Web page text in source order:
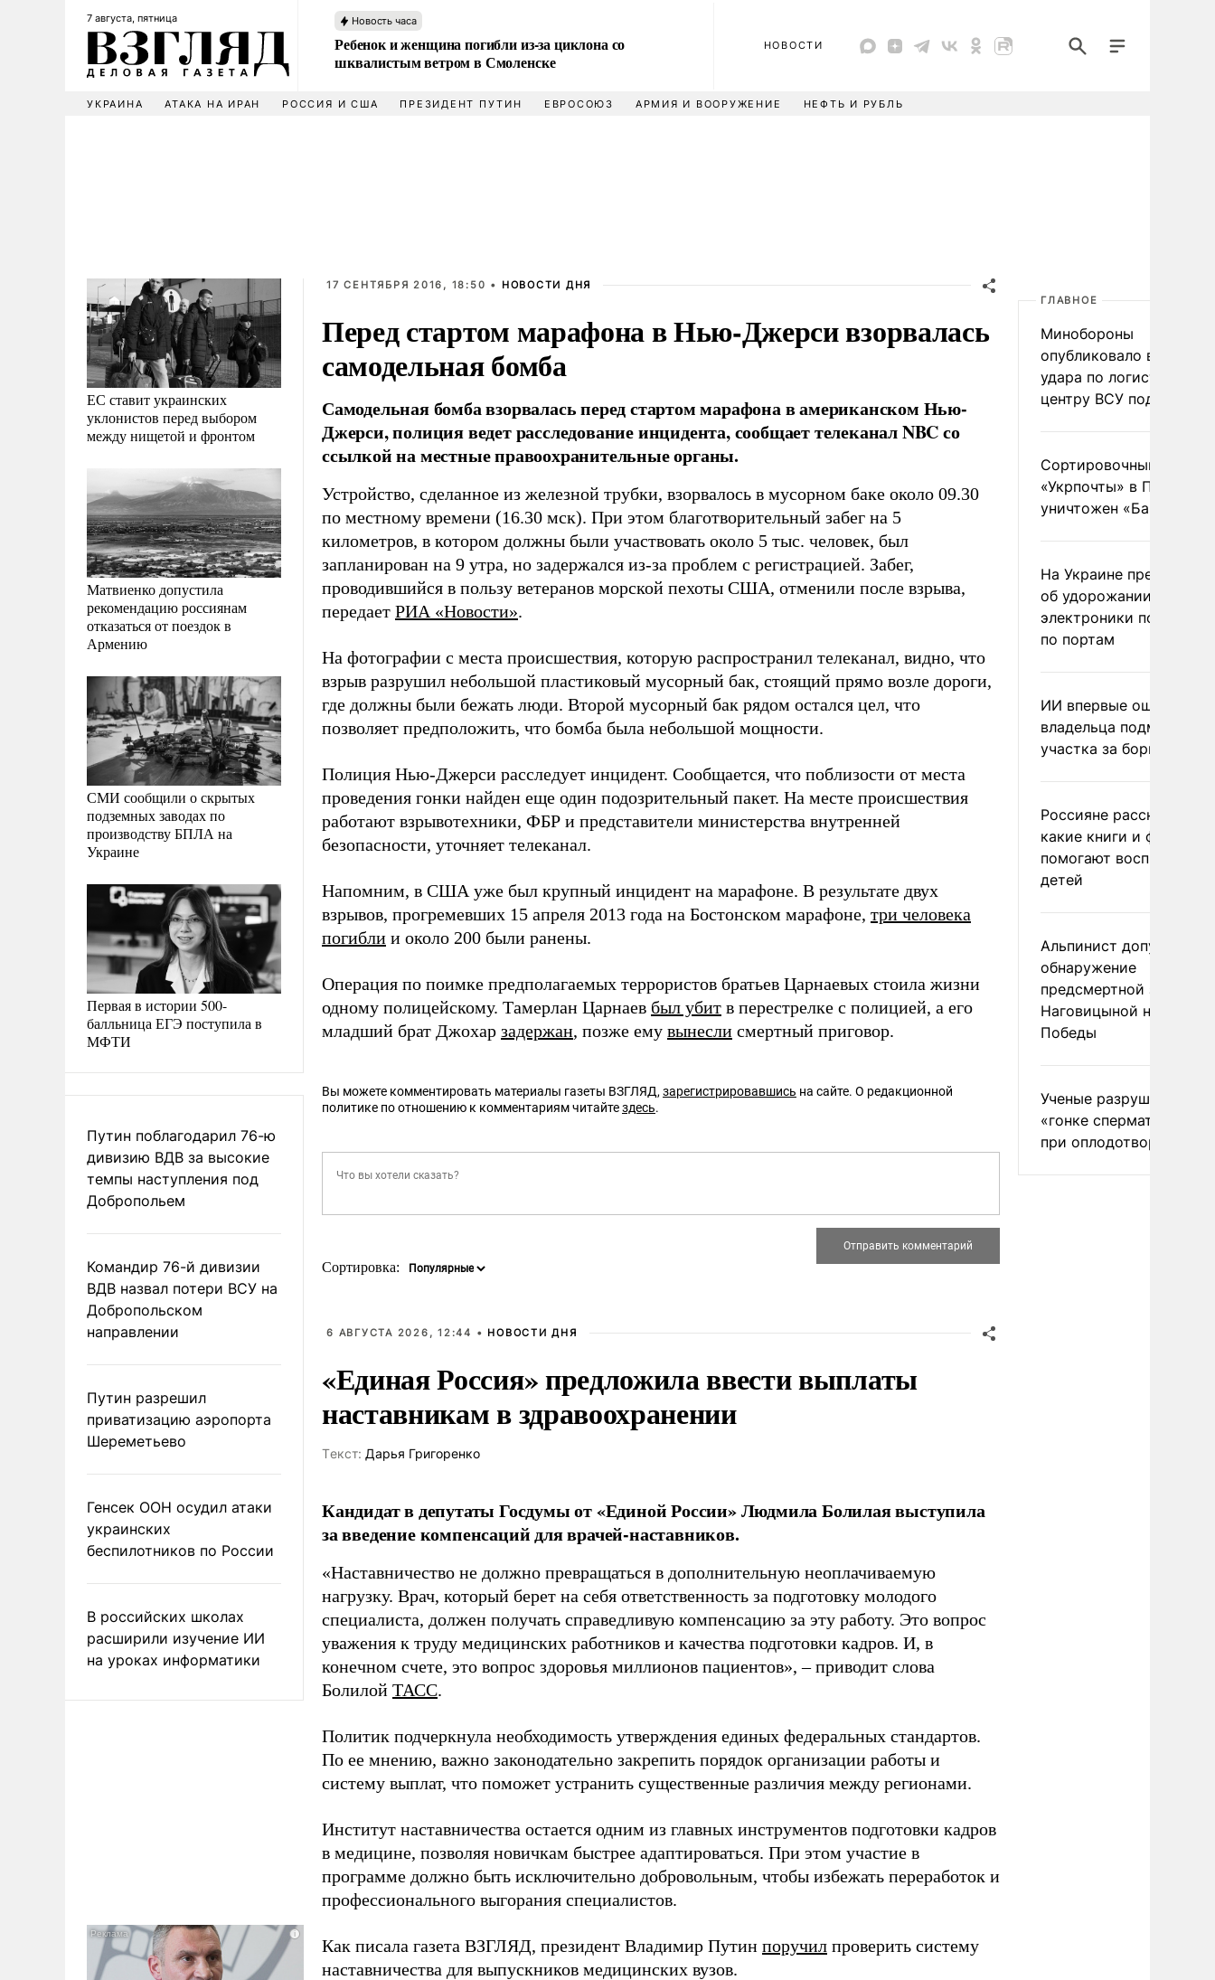
7 августа, пятница Новость часа
Ребенок и женщина погибли из-за циклона со
шквалистым ветром в Смоленске
НОВОСТИ
УКРАИНА АТАКА НА ИРАН РОССИЯ И США ПРЕЗИДЕНТ ПУТИН ЕВРОСОЮЗ АРМИЯ И ВООРУЖЕНИЕ НЕФТЬ И РУБЛЬ
ЕС ставит украинских
уклонистов перед выбором
между нищетой и фронтом
Матвиенко допустила
рекомендацию россиянам
отказаться от поездок в
Армению
СМИ сообщили о скрытых
подземных заводах по
производству БПЛА на
Украине
Первая в истории 500-
балльница ЕГЭ поступила в
МФТИ
Путин поблагодарил 76-ю
дивизию ВДВ за высокие
темпы наступления под
Добропольем
Командир 76-й дивизии
ВДВ назвал потери ВСУ на
Добропольском
направлении
Путин разрешил
приватизацию аэропорта
Шереметьево
Генсек ООН осудил атаки
украинских
беспилотников по России
В российских школах
расширили изучение ИИ
на уроках информатики
17 СЕНТЯБРЯ 2016, 18:50 • НОВОСТИ ДНЯ
Перед стартом марафона в Нью-Джерси взорвалась
самодельная бомба
Самодельная бомба взорвалась перед стартом марафона в американском Нью-
Джерси, полиция ведет расследование инцидента, сообщает телеканал NBC со
ссылкой на местные правоохранительные органы.
Устройство, сделанное из железной трубки, взорвалось в мусорном баке около 09.30
по местному времени (16.30 мск). При этом благотворительный забег на 5
километров, в котором должны были участвовать около 5 тыс. человек, был
запланирован на 9 утра, но задержался из-за проблем с регистрацией. Забег,
проводившийся в пользу ветеранов морской пехоты США, отменили после взрыва,
передает РИА «Новости».
На фотографии с места происшествия, которую распространил телеканал, видно, что
взрыв разрушил небольшой пластиковый мусорный бак, стоящий прямо возле дороги,
где должны были бежать люди. Второй мусорный бак рядом остался цел, что
позволяет предположить, что бомба была небольшой мощности.
Полиция Нью-Джерси расследует инцидент. Сообщается, что поблизости от места
проведения гонки найден еще один подозрительный пакет. На месте происшествия
работают взрывотехники, ФБР и представители министерства внутренней
безопасности, уточняет телеканал.
Напомним, в США уже был крупный инцидент на марафоне. В результате двух
взрывов, прогремевших 15 апреля 2013 года на Бостонском марафоне, три человека
погибли и около 200 были ранены.
Операция по поимке предполагаемых террористов братьев Царнаевых стоила жизни
одному полицейскому. Тамерлан Царнаев был убит в перестрелке с полицией, а его
младший брат Джохар задержан, позже ему вынесли смертный приговор.
Вы можете комментировать материалы газеты ВЗГЛЯД, зарегистрировавшись на сайте. О редакционной
политике по отношению к комментариям читайтездесь.
Сортировка:
6 АВГУСТА 2026, 12:44 • НОВОСТИ ДНЯ
«Единая Россия» предложила ввести выплаты
наставникам в здравоохранении
Tекст: Дарья Григоренко
Кандидат в депутаты Госдумы от «Единой России» Людмила Болилая выступила
за введение компенсаций для врачей-наставников.
«Наставничество не должно превращаться в дополнительную неоплачиваемую
нагрузку. Врач, который берет на себя ответственность за подготовку молодого
специалиста, должен получать справедливую компенсацию за эту работу. Это вопрос
уважения к труду медицинских работников и качества подготовки кадров. И, в
конечном счете, это вопрос здоровья миллионов пациентов», – приводит слова
Болилой ТАСС.
Политик подчеркнула необходимость утверждения единых федеральных стандартов.
По ее мнению, важно законодательно закрепить порядок организации работы и
систему выплат, что поможет устранить существенные различия между регионами.
Институт наставничества остается одним из главных инструментов подготовки кадров
в медицине, позволяя новичкам быстрее адаптироваться. При этом участие в
программе должно быть исключительно добровольным, чтобы избежать переработок и
профессионального выгорания специалистов.
Как писала газета ВЗГЛЯД, президент Владимир Путин поручил проверить систему
наставничества для выпускников медицинских вузов.
ГЛАВНОЕ
Минобороны
опубликовало видео
удара по
центру ВСУ под Киевом
Сортировочный пункт
«Укрпочты» в
уничтожен
На Украине
об удорожании
электроники после
по портам
ИИ впервые
владельца
участка за борщевик
Россияне рассказали,
какие книги и фильмы
помогают воспитывать
детей
Альпинист допустил
обнаружение
предсмертной записки
Наговицыной на пике
Победы
Ученые разрушили миф
«гонке
при оплодотворении